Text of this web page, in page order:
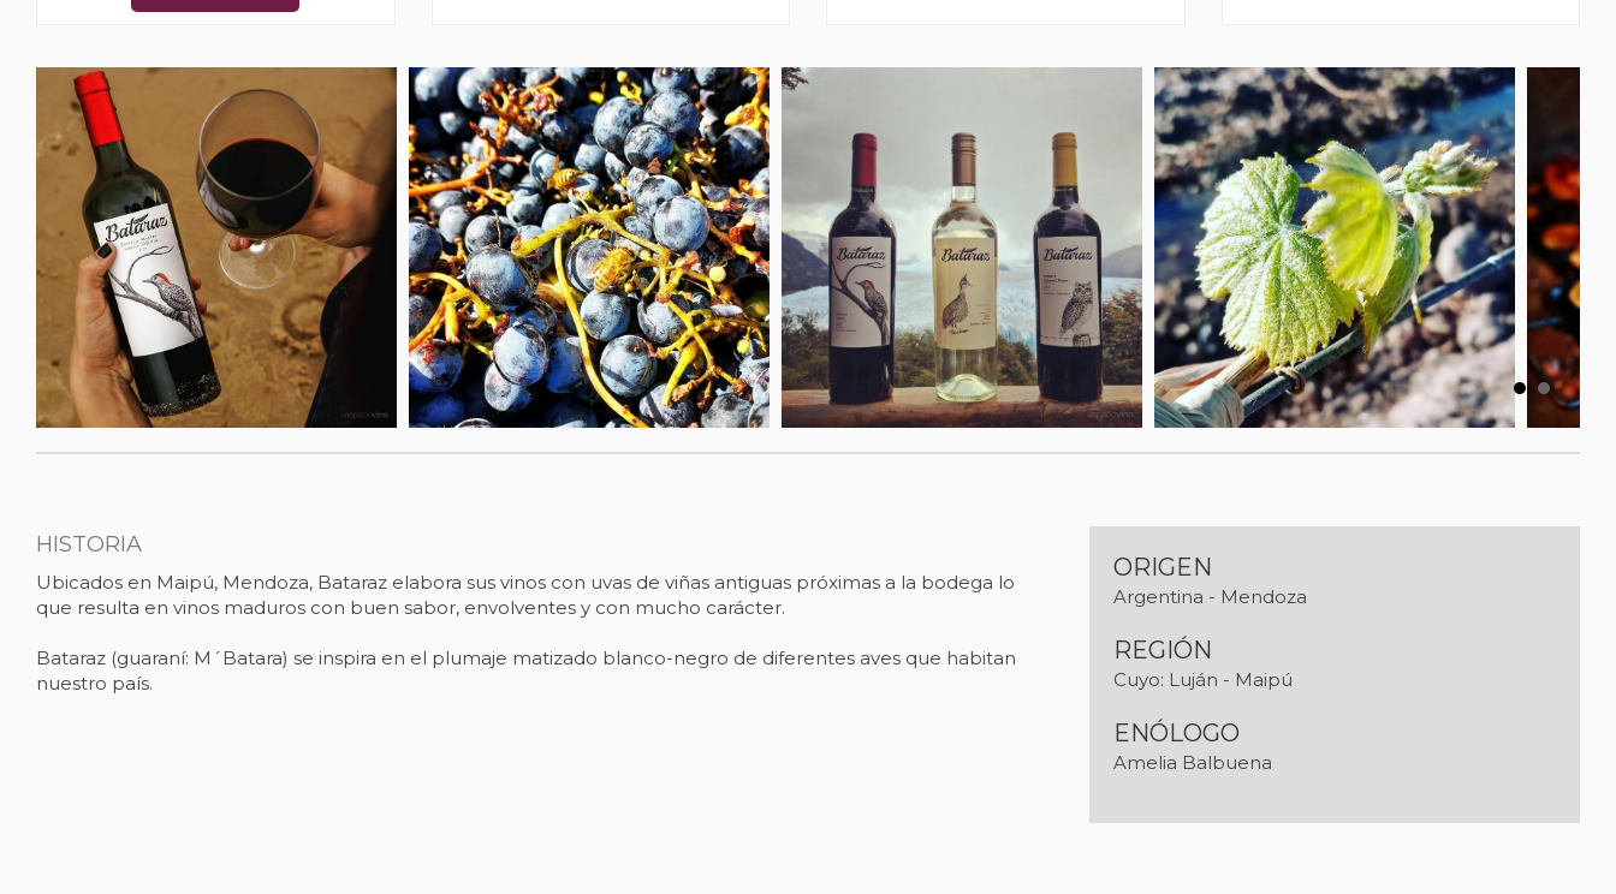
HISTORIA
Ubicados en Maipú, Mendoza, Bataraz elabora sus vinos con uvas de viñas antiguas próximas a la bodega lo
que resulta en vinos maduros con buen sabor, envolventes y con mucho carácter.
Bataraz (guaraní: M´Batara) se inspira en el plumaje matizado blanco-negro de diferentes aves que habitan
nuestro país.
ORIGEN
Argentina - Mendoza
REGIÓN
Cuyo: Luján - Maipú
ENÓLOGO
Amelia Balbuena